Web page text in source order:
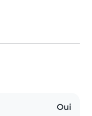
Oui